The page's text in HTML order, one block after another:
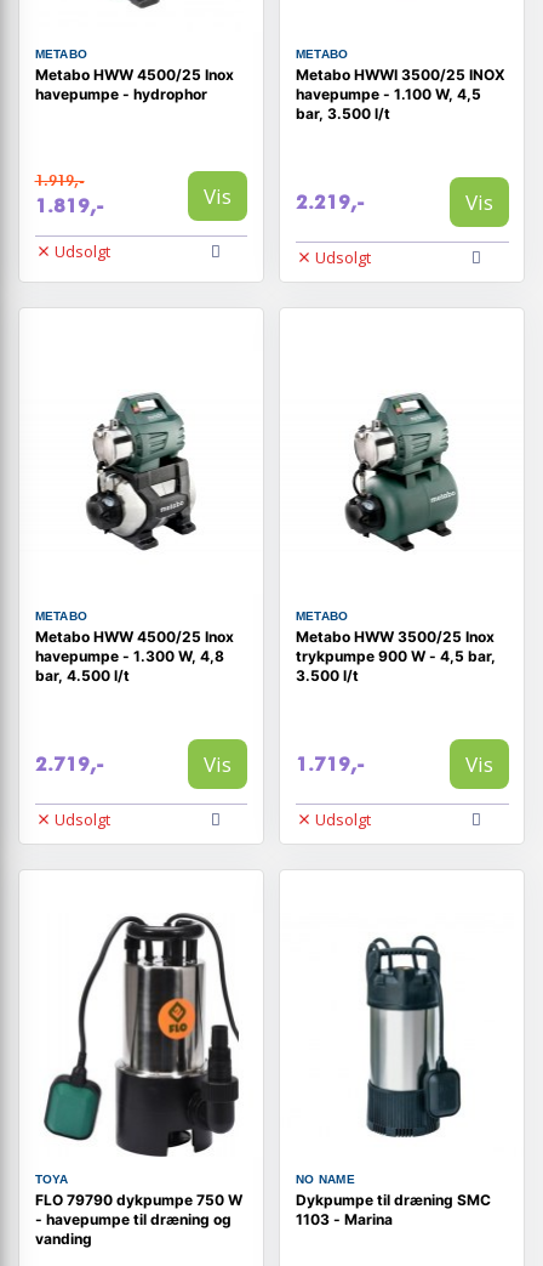
METABO
Metabo HWW 4500/25 Inox
havepumpe - hydrophor
1.919,-
1.819,- Vis
Udsolgt
METABO
Metabo HWWI 3500/25 INOX
havepumpe - 1.100 W, 4,5
bar, 3.500 l/t
2.219,- Vis
Udsolgt
METABO
Metabo HWW 4500/25 Inox
havepumpe - 1.300 W, 4,8
bar, 4.500 l/t
2.719,- Vis
Udsolgt
METABO
Metabo HWW 3500/25 Inox
trykpumpe 900 W - 4,5 bar,
3.500 l/t
1.719,- Vis
Udsolgt
TOYA
FLO 79790 dykpumpe 750 W
- havepumpe til dræning og
vanding
NO NAME
Dykpumpe til dræning SMC
1103 - Marina